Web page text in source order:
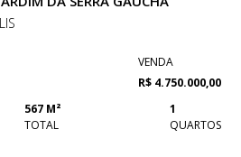
VENDA
R$ 4.750.000,00
567 M²
TOTAL
1
QUARTOS